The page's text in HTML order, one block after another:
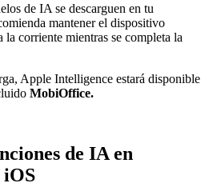
de IA se descarguen en tu
mantener el dispositivo
corriente mientras se completa la
Apple Intelligence estará disponible
MobiOffice.
de IA en